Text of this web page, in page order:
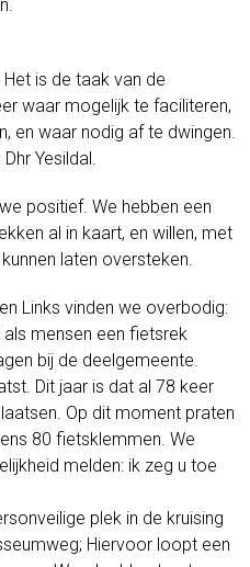
is de taak van de
waar mogelijk te faciliteren,
en waar nodig af te dwingen.
Yesildal.
positief. We hebben een
al in kaart, en willen, met
laten oversteken.
Links vinden we overbodig:
mensen een fietsrek
bij de deelgemeente.
Dit jaar is dat al 78 keer
Op dit moment praten
80 fietsklemmen. We
melden: ik zeg u toe
plek in de kruising
Hiervoor loopt een